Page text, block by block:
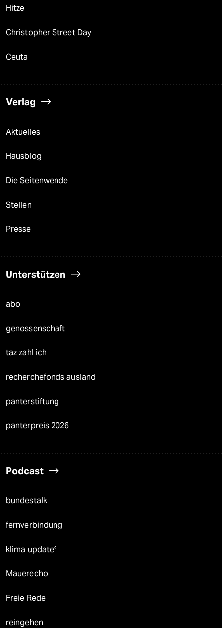
Hitze
Christopher Street Day
Ceuta
Verlag
Aktuelles
Hausblog
Die Seitenwende
Stellen
Presse
Unterstützen
abo
genossenschaft
taz zahl ich
recherchefonds ausland
panterstiftung
panterpreis 2026
Podcast
bundestalk
fernverbindung
klima update°
Mauerecho
Freie Rede
reingehen